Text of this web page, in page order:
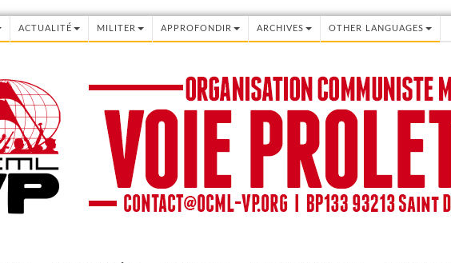
ACTUALITÉ MILITER APPROFONDIR ARCHIVES OTHER LANGUAGES